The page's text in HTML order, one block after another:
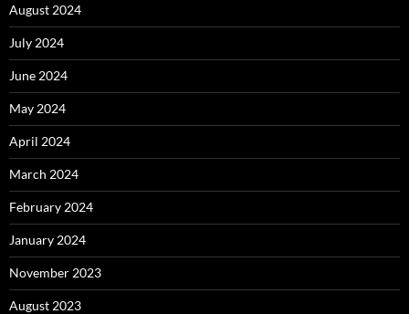
August 2024
July 2024
June 2024
May 2024
April 2024
March 2024
February 2024
January 2024
November 2023
August 2023